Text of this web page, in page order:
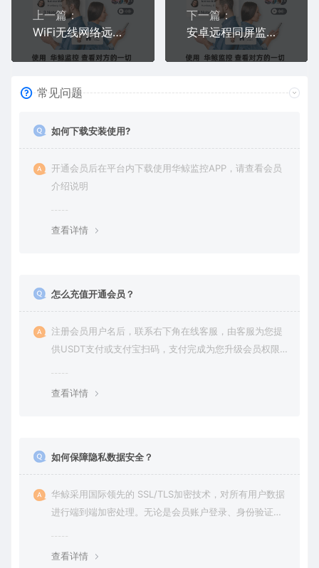
上一篇：
WiFi无线网络远程监控手机_远程实时控制另一个相同无线网络手机
下一篇：
安卓远程同屏监控软件_远程实时监控另一台安卓手机屏幕
常见问题
如何下载安装使用?
开通会员后在平台内下载使用华鲸监控APP，请查看会员
介绍说明
查看详情
怎么充值开通会员？
注册会员用户名后，联系右下角在线客服，由客服为您提
供USDT支付或支付宝扫码，支付完成为您升级会员权限后
查看详情
如何保障隐私数据安全？
华鲸采用国际领先的 SSL/TLS加密技术，对所有用户数据
进行端到端加密处理。无论是会员账户登录、身份验证还
查看详情